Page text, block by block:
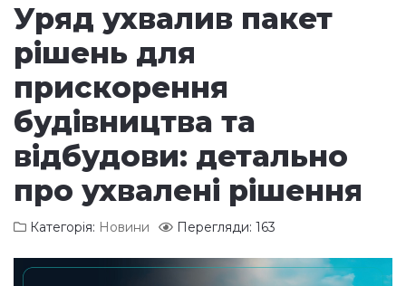
Уряд ухвалив пакет
рішень для
прискорення
будівництва та
відбудови: детально
про ухвалені рішення
Категорія: Новини Перегляди: 163